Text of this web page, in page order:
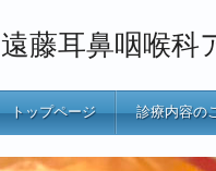
遠藤耳鼻咽喉科
トップページ 診療内容の